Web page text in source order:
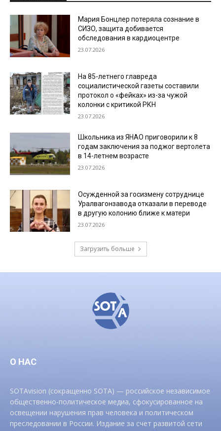
Мария Бонцлер потеряла сознание в
СИЗО, защита добивается
обследования в кардиоцентре
23.07.2026
На 85-летнего главреда
социалистической газеты составили
протокол о «фейках» из-за чужой
колонки с критикой РКН
23.07.2026
Школьника из ЯНАО приговорили к 8
годам заключения за поджог вертолета
в 14-летнем возрасте
23.07.2026
Осужденной за госизмену сотруднице
Уралвагонзавода отказали в переводе
в другую колонию ближе к матери
23.07.2026
Загрузить больше
О НАС
SOTAvision (сокращенно SOTA) — российское независимое
общественно-политическое медиа, сфокусированное на
освещении нарушения прав человека и политическом
преследовании в России. Издание за счет развитой сети